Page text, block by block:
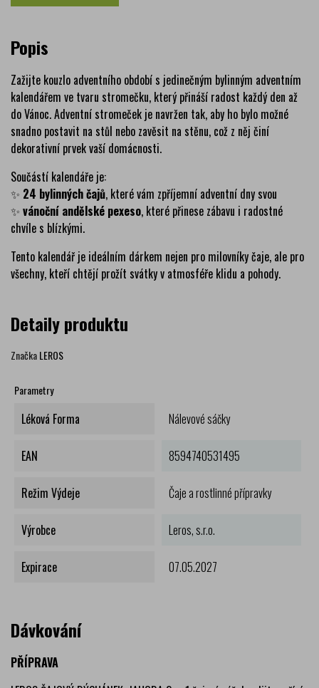
Popis
Zažijte kouzlo adventního období s jedinečným bylinným adventním
kalendářem ve tvaru stromečku, který přináší radost každý den až
do Vánoc. Adventní stromeček je navržen tak, aby ho bylo možné
snadno postavit na stůl nebo zavěsit na stěnu, což z něj činí
dekorativní prvek vaší domácnosti.
Součástí kalendáře je:
✨ 24 bylinných čajů, které vám zpříjemní adventní dny svou
✨ vánoční andělské pexeso, které přinese zábavu i radostné
chvíle s blízkými.
Tento kalendář je ideálním dárkem nejen pro milovníky čaje, ale pro
všechny, kteří chtějí prožít svátky v atmosféře klidu a pohody.
Detaily produktu
ZnačkaLEROS
Parametry
Léková Forma Nálevové sáčky
EAN 8594740531495
Režim Výdeje Čaje a rostlinné přípravky
Výrobce Leros, s.r.o.
Expirace 07.05.2027
Dávkování
PŘÍPRAVA